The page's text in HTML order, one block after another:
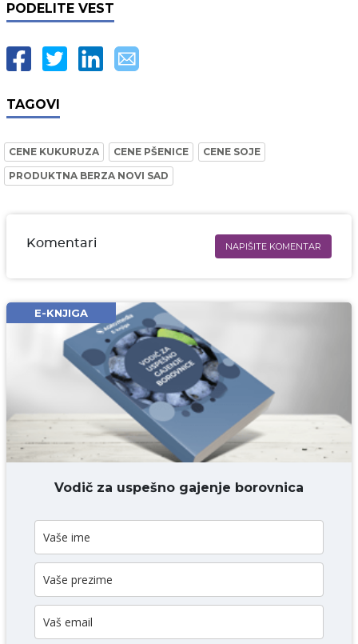
PODELITE VEST
TAGOVI
CENE KUKURUZA CENE PŠENICE
CENE SOJE
PRODUKTNA BERZA NOVI SAD
Komentari NAPIŠITE KOMENTAR
Email* obavezno
Komentar* obavezno
DODAJ KOMENTAR
E-KNJIGA
Vodič za uspešno gajenje borovnica